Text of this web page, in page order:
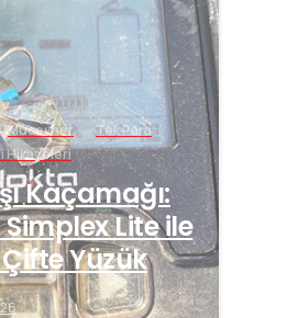
Mücevher
Tek Para
Hikayeleri
Kaçamağı:
Lite ile
Yüzük